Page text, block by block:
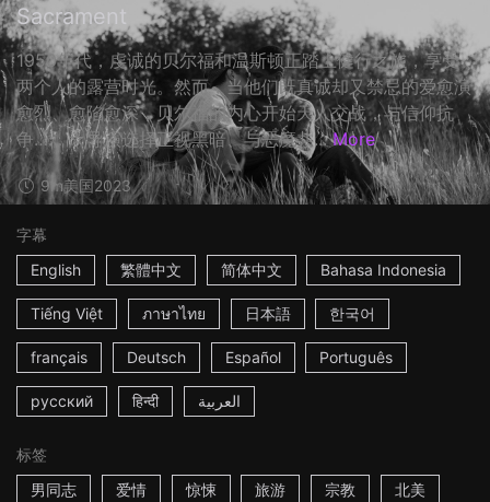
Sacrament
1950年代，虔诚的贝尔福和温斯顿正踏上健行之旅，享受
两个人的露营时光。然而，当他们既真诚却又禁忌的爱愈演
愈烈、愈陷愈深，贝尔福的内心开始天人交战，与信仰抗
争…… ☆导演选择正视黑暗、与恶魔共... More
9m美国2023
字幕
English
繁體中文 简体中文 Bahasa Indonesia
Tiếng Việt ภาษาไทย 日本語 한국어
français Deutsch Español Português
русский हिन्दी العربية
标签
男同志
爱情 惊悚 旅游 宗教 北美